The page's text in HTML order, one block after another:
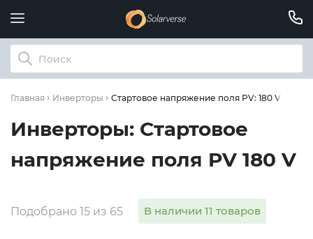
Главная Инверторы Стартовое напряжение поля PV: 180 V
Инверторы: Стартовое
напряжение поля PV 180 V
Подобрано 15 из 65 В наличии 11 товаров